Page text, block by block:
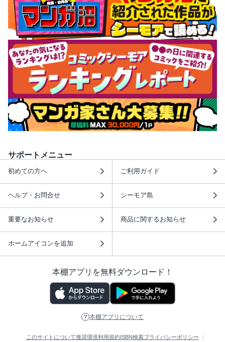
サポートメニュー
初めての方へ ご利用ガイド
ヘルプ・お問合せ シーモア島
重要なお知らせ 商品に関するお知らせ
ホームアイコンを追加
本棚アプリを無料ダウンロード！
本棚アプリについて
このサイトについて推奨環境利用規約ISBN検索プライバシーポリシー